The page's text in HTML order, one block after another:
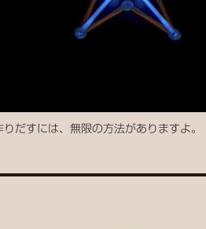
だすには、無限の方法がありますよ。